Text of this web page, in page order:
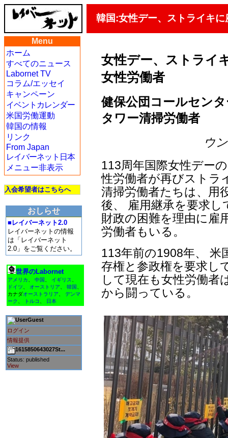
韓国:女性デー、ストライキ
Menu
ホーム
すべてのニュース
Labornet TV
コラム/エッセイ
キャンペーン
イベントカレンダー
米国労働運動
韓国の情報
リンク
From Japan
レイバーネット日本
メニュー非表示
入会希望者はこちらへ
おしらせ
■レイバーネット2.0
レイバーネットの情報
は「レイバーネット
2.0」をご覧ください。
世界のLabornet
アメリカ 中国 イギリス
ドイツ
オーストリア 韓国
カナダオーストラリア
デンマ
ーク
トルコ 日本
Guest
ログイン
情報提供
1615850643027St...
Status: published
View
女性デー、ストライ
女性労働者
健保公団コールセン
タワー清掃労働者
ウ
113周年国際女性デー
性労働者が再びストラ
清掃労働者たちは、用
後、 雇用継承を要求
財政の困難を理由に雇
労働者もいる。
113年前の1908年、 米
存権と参政権を要求し
して現在も女性労働者
から闘っている。